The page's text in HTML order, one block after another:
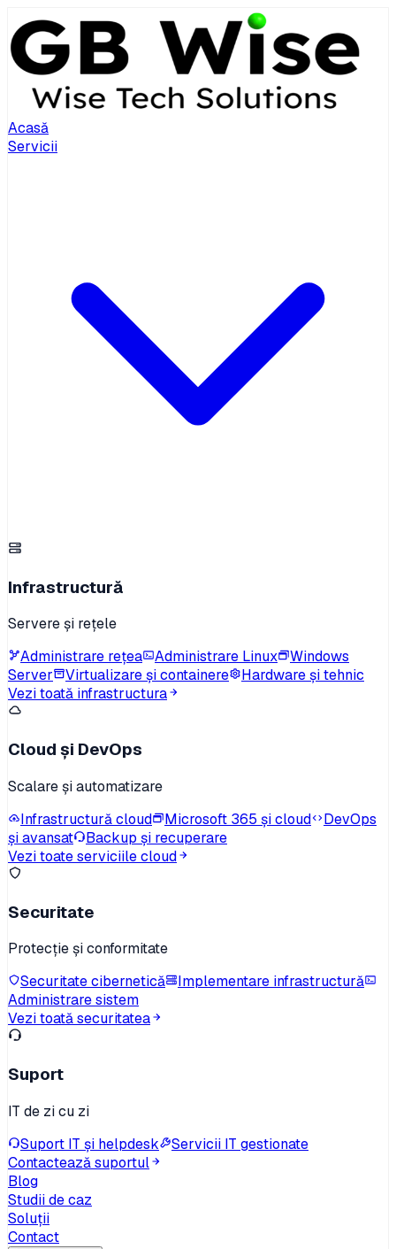
Acasă
Servicii
Infrastructură
Servere și rețele
Administrare rețea
Administrare Linux
Windows
Server
Virtualizare și containere
Hardware și tehnic
Vezi toată infrastructura
Cloud și DevOps
Scalare și automatizare
Infrastructură cloud
Microsoft 365 și cloud
DevOps
și avansat
Backup și recuperare
Vezi toate serviciile cloud
Securitate
Protecție și conformitate
Securitate cibernetică
Implementare infrastructură
Administrare sistem
Vezi toată securitatea
Suport
IT de zi cu zi
Suport IT și helpdesk
Servicii IT gestionate
Contactează suportul
Blog
Studii de caz
Soluții
Contact